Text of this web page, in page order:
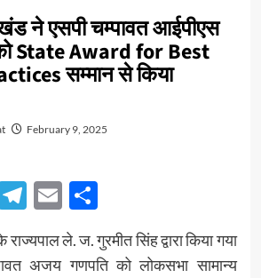
ने एसपी चम्पावत आईपीएस
State Award for Best
सम्मान से किया
February 9, 2025
Telegram
EmailShare
ले. ज. गुरमीत सिंह द्वारा किया गया
अजय गणपति को लोकसभा सामान्य